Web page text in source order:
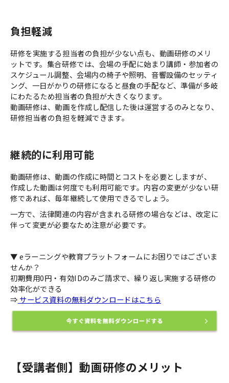
負担軽減
研修を実施する担当者の負担が少ない点も、動画研修のメリ
ットです。集合研修では、会場の手配に始まり講師・参加者の
スケジュール調整、会場内の椅子や照明、音響設備のセッティ
ング、一日がかりの研修になると昼食の手配など、準備が多岐
にわたるため担当者の負担が大きくなります。
動画研修は、動画を作成し配信した後は運営するのみとなり、
研修担当者の負担を軽減できます。
継続的に利用可能
動画研修は、動画の作成に時間とコストを必要としますが、
作成した動画は何度でも利用可能です。内容の変更が少ない研
修であれば、毎年継続して使用できるでしょう。
一方で、法律関連の内容が含まれる研修の場合などは、改定に
伴って変更が必要なため注意が必要です。
▼ eラーニングや教育プラットフォームにお困りではございま
せんか？
初期費用0円・有効IDのみご請求で、繰り返し実施する研修の
効率化ができる
⇒ サービス資料の無料ダウンロードはこちら
【受講者側】動画研修のメリット